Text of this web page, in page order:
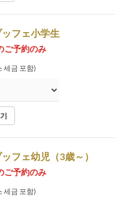
フェ小学生
ご予約のみ
세금 포함)
フェ幼児（3歳～）
ご予約のみ
세금 포함)